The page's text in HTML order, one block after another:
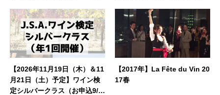
真人醸造長をお迎えして～｜
講座案内
【2026年11月19日（木）＆11
月21日（土）予定】ワイン検
定シルバークラス（お申込9/1
【2017年】La Fête du Vin 20
17春